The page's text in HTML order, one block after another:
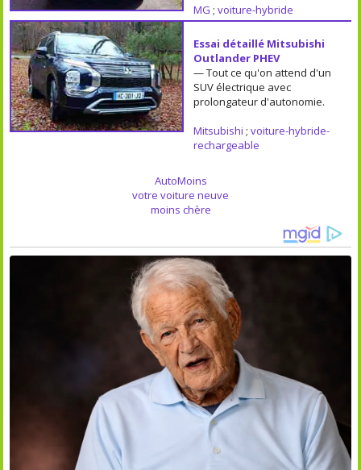
MG ; voiture-hybride
Essai détaillé Mitsubishi
Outlander PHEV
— Tout ce qu'on attend d'un
SUV électrique avec
prolongateur d'autonomie.
Mitsubishi ; voiture-hybride-
rechargeable
AutoMoins
votre voiture neuve
moins chère